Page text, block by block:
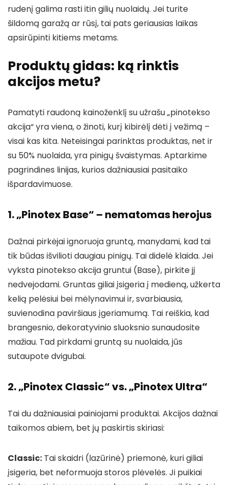
rudenį galima rasti itin gilių nuolaidų. Jei turite
šildomą garažą ar rūsį, tai pats geriausias laikas
apsirūpinti kitiems metams.
Produktų gidas: ką rinktis
akcijos metu?
Pamatyti raudoną kainoženklį su užrašu „pinotekso
akcija“ yra viena, o žinoti, kurį kibirėlį dėti į vežimą –
visai kas kita. Neteisingai parinktas produktas, net ir
su 50% nuolaida, yra pinigų švaistymas. Aptarkime
pagrindines linijas, kurios dažniausiai pasitaiko
išpardavimuose.
1. „Pinotex Base“ – nematomas herojus
Dažnai pirkėjai ignoruoja gruntą, manydami, kad tai
tik būdas išvilioti daugiau pinigų. Tai didelė klaida. Jei
vyksta pinotekso akcija gruntui (Base), pirkite jį
nedvejodami. Gruntas giliai įsigeria į medieną, užkerta
kelią pelėsiui bei mėlynavimui ir, svarbiausia,
suvienodina paviršiaus įgeriamumą. Tai reiškia, kad
brangesnio, dekoratyvinio sluoksnio sunaudosite
mažiau. Tad pirkdami gruntą su nuolaida, jūs
sutaupote dvigubai.
2. „Pinotex Classic“ vs. „Pinotex Ultra“
Tai du dažniausiai painiojami produktai. Akcijos dažnai
taikomos abiem, bet jų paskirtis skiriasi:
Classic: Tai skaidri (lazūrinė) priemonė, kuri giliai
įsigeria, bet neformuoja storos plėvelės. Ji puikiai